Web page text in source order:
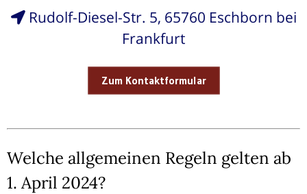
Rudolf-Diesel-Str. 5, 65760 Eschborn bei
Frankfurt
Zum Kontaktformular
Welche allgemeinen Regeln gelten ab
1. April 2024?